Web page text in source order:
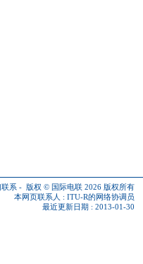
系 - 版权 © 国际电联 2026 版权所有
本网页联系人 : ITU-R的网络协调员
最近更新日期 : 2013-01-30